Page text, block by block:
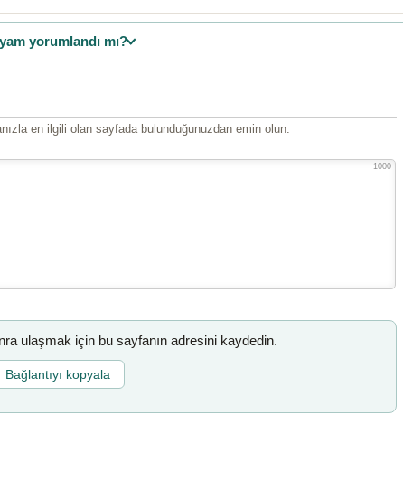
yorumlandı mı?
en ilgili olan sayfada bulunduğunuzdan emin olun.
1000
ulaşmak için bu sayfanın adresini kaydedin.
Bağlantıyı kopyala